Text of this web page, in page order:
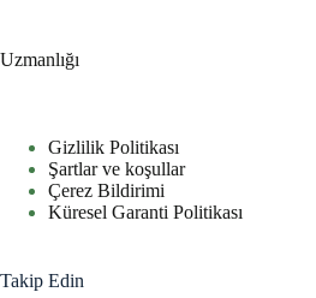
Uzmanlığı
Gizlilik Politikası
Şartlar ve koşullar
Çerez Bildirimi
Küresel Garanti Politikası
Takip Edin